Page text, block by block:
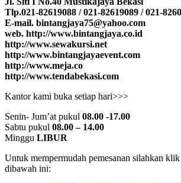
Tlp.021-82619088 / 021-82619089 / 021-
E-mail. bintangjaya75@yahoo.com
web. http://www.bintangjaya.co.id
http://www.sewakursi.net
http://www.bintangjayaevent.com
http://www.meja.co
http://www.tendabekasi.com
Kantor kami buka setiap hari>>>
Senin- Jum’at pukul 08.00 -17.00
Sabtu pukul 08.00 – 14.00
Minggu LIBUR
Untuk mempermudah pemesanan silahkan
dibawah ini: